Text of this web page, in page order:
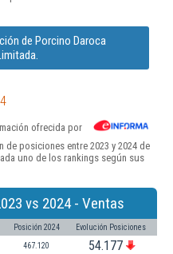
de Porcino Daroca
ofrecida por
posiciones entre 2023 y 2024 de
uno de los rankings según sus
vs 2024 - Ventas
Posición 2024 Evolución Posiciones
467.120 54.177